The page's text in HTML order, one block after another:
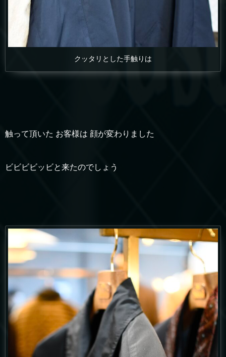
クッタリとした手触りは
触って頂いた お客様は 顔が変わりました
ビビビビッビと来たのでしょう